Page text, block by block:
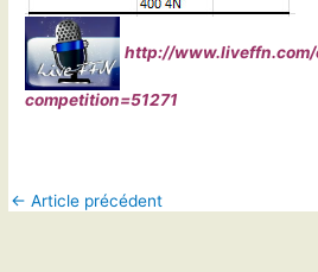
http://
competition=51271
← Article précédent